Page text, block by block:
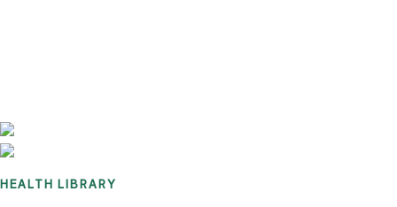
HEALTH LIBRARY